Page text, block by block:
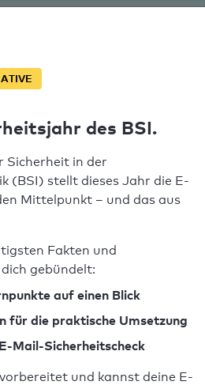
bestanden
Record Prüfergebnis
des BSI.
Sicherheit in der
(BSI) stellt dieses Jahr die E-
Mittelpunkt – und das aus
Fakten und
gebündelt:
auf einen Blick
für die praktische Umsetzung
Mail-Sicherheitscheck
und kannst deine E-